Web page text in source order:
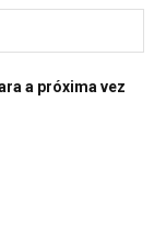
a próxima vez